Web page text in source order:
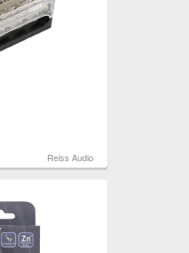
Reiss Audio